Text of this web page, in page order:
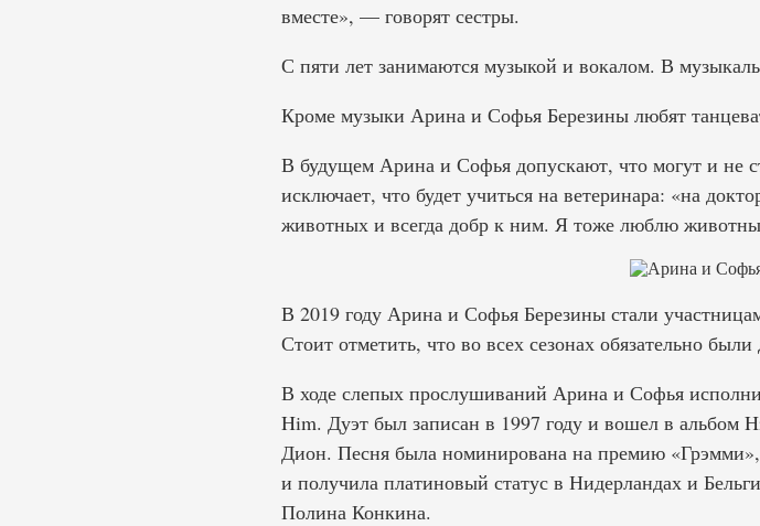
вместе», — говорят сестры.
С пяти лет занимаются музыкой и вокалом. В
Кроме музыки Арина и Софья Березины любят
В будущем Арина и Софья допускают, что могут и не
исключает, что будет учиться на ветеринара: «на
животных и всегда добр к ним. Я тоже люблю
В 2019 году Арина и Софья Березины стали
Стоит отметить, что во всех сезонах обязательно
В ходе слепых прослушиваний Арина и Софья
Him. Дуэт был записан в 1997 году и вошел в альбом
Дион. Песня была номинирована на премию
и получила платиновый статус в Нидерландах и
Полина Конкина.